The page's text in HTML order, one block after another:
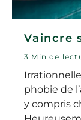
Vaincre
3 Min de
phobie de
y compris